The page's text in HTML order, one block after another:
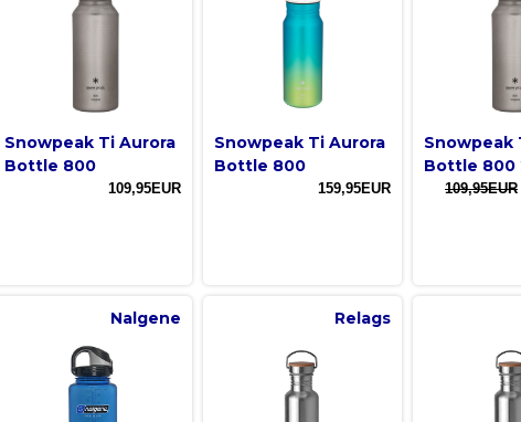
Snowpeak Ti Aurora
Bottle 800
109,95EUR
Snowpeak Ti Aurora
Bottle 800
159,95EUR
Snowpeak
Bottle 800
109,95EUR
Nalgene Relags